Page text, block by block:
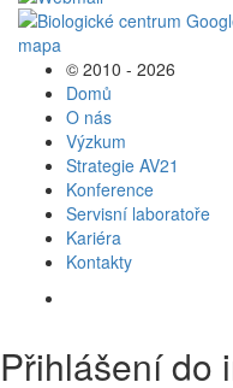
© 2010 - 2026
Domů
O nás
Výzkum
Strategie AV21
Konference
Servisní laboratoře
Kariéra
Kontakty
Přihlášení do